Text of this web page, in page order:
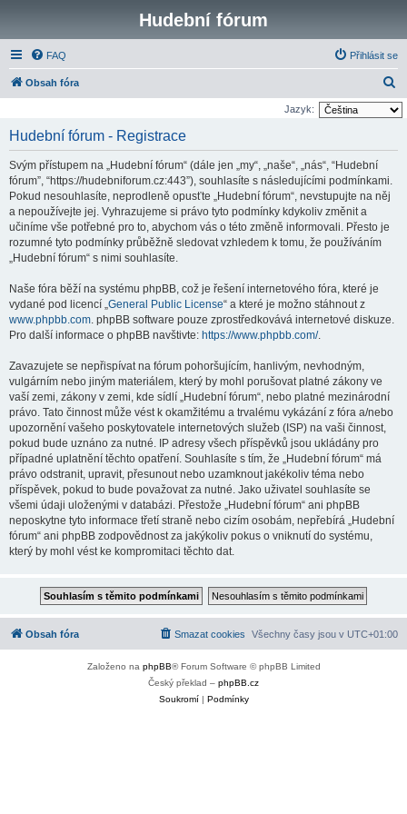
Hudební fórum
FAQ Přihlásit se
Obsah fóra
l
Jazyk:
Hudební fórum - Registrace
Svým přístupem na „Hudební fórum“ (dále jen „my“, „naše“, „nás“, “Hudební
fórum”, “https://hudebniforum.cz:443”), souhlasíte s následujícími podmínkami.
Pokud nesouhlasíte, neprodleně opusťte „Hudební fórum“, nevstupujte na něj
a nepoužívejte jej. Vyhrazujeme si právo tyto podmínky kdykoliv změnit a
učiníme vše potřebné pro to, abychom vás o této změně informovali. Přesto je
rozumné tyto podmínky průběžně sledovat vzhledem k tomu, že používáním
„Hudební fórum“ s nimi souhlasíte.
Naše fóra běží na systému phpBB, což je řešení internetového fóra, které je
vydané pod licencí „General Public License“ a které je možno stáhnout z
www.phpbb.com. phpBB software pouze zprostředkovává internetové diskuze.
Pro další informace o phpBB navštivte: https://www.phpbb.com/.
Zavazujete se nepřispívat na fórum pohoršujícím, hanlivým, nevhodným,
vulgárním nebo jiným materiálem, který by mohl porušovat platné zákony ve
vaší zemi, zákony v zemi, kde sídlí „Hudební fórum“, nebo platné mezinárodní
právo. Tato činnost může vést k okamžitému a trvalému vykázání z fóra a/nebo
upozornění vašeho poskytovatele internetových služeb (ISP) na vaši činnost,
pokud bude uznáno za nutné. IP adresy všech příspěvků jsou ukládány pro
případné uplatnění těchto opatření. Souhlasíte s tím, že „Hudební fórum“ má
právo odstranit, upravit, přesunout nebo uzamknout jakékoliv téma nebo
příspěvek, pokud to bude považovat za nutné. Jako uživatel souhlasíte se
všemi údaji uloženými v databázi. Přestože „Hudební fórum“ ani phpBB
neposkytne tyto informace třetí straně nebo cizím osobám, nepřebírá „Hudební
fórum“ ani phpBB zodpovědnost za jakýkoliv pokus o vniknutí do systému,
který by mohl vést ke kompromitaci těchto dat.
Obsah fóra Všechny časy jsou v UTC+01:00
Smazat cookies
Založeno na phpBB® Forum Software © phpBB Limited
Český překlad – phpBB.cz
Soukromí| Podmínky